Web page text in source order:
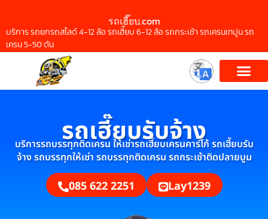
รถเฮี๊ยบ.com
บริการ รถยกรถสไลด์ 4-12 ล้อ รถเฮี๊ยบ 6-12 ล้อ รถกระเช้า รถเครนเทปูน รถ
เครน 5-50 ตัน
รถเฮี๊ยบรับจ้าง
บริการรถบรรทุกติดเครน ให้เช่ารถเฮี๊ยบเครนคาร์โก้ รถเฮี๊ยบรับ
จ้าง รถบรรทุกให้เช่า รถบรรทุกติดเครน รถกระเช้าติดปลายบูม
085 622 2251 Lay1239